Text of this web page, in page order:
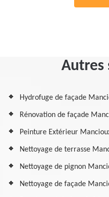
Autres
Hydrofuge de façade
Rénovation de façade
Peinture Extérieur
Nettoyage de terrasse
Nettoyage de pignon
Nettoyage de façade